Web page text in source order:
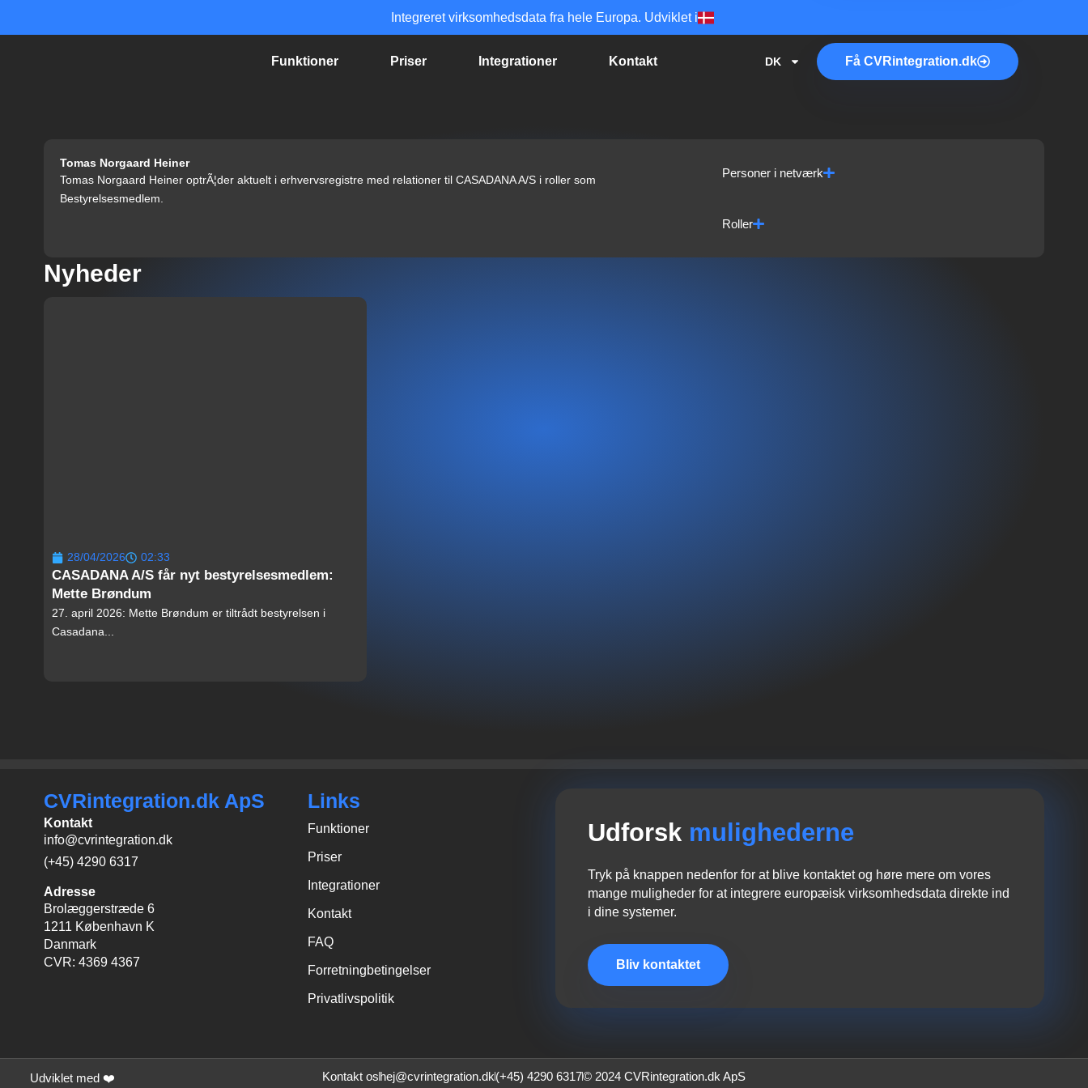
Integreret virksomhedsdata fra hele Europa. Udviklet i
Funktioner Priser Integrationer Kontakt DK FåCVRintegration.dk
Tomas Norgaard Heiner
Tomas Norgaard Heiner optrÃ¦der aktuelt i erhvervsregistre med relationer til CASADANA A/S i roller som
Bestyrelsesmedlem.
Personer i netværk
Roller
Nyheder
28/04/2026 02:33
CASADANA A/S får nyt bestyrelsesmedlem:
Mette Brøndum
27. april 2026: Mette Brøndum er tiltrådt bestyrelsen i
Casadana...
CVRintegration.dk ApS
Kontakt
info@cvrintegration.dk
(+45) 4290 6317
Adresse
Brolæggerstræde 6
1211 København K
Danmark
CVR: 4369 4367
Links
Funktioner
Priser
Integrationer
Kontakt
FAQ
Forretningbetingelser
Privatlivspolitik
Udforsk mulighederne
Tryk på knappen nedenfor for at blive kontaktet og høre mere om vores
mange muligheder for at integrere europæisk virksomhedsdata direkte ind
i dine systemer.
Bliv kontaktet
Udviklet med ❤️ Kontakt oshej@cvrintegration.dk(+45) 4290 6317© 2024 CVRintegration.dk ApS